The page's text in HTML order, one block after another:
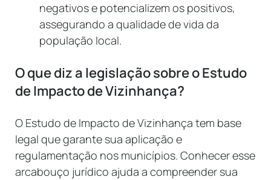
negativos e potencializem os positivos,
assegurando a qualidade de vida da
população local.
O que diz a legislação sobre o Estudo
de Impacto de Vizinhança?
O Estudo de Impacto de Vizinhança tem base
legal que garante sua aplicação e
regulamentação nos municípios. Conhecer esse
arcabouço jurídico ajuda a compreender sua